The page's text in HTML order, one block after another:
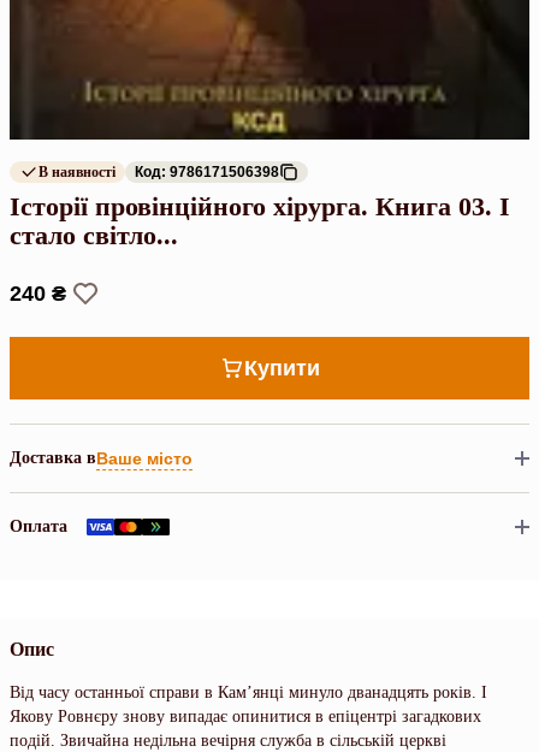
В наявності Код: 9786171506398
Історії провінційного хірурга. Книга 03. І
стало світло...
240 ₴
Купити
Доставка вВаше місто
Оплата
Опис
Від часу останньої справи в Кам’янці минуло дванадцять років. І
Якову Ровнєру знову випадає опинитися в епіцентрі загадкових
подій. Звичайна недільна вечірня служба в сільській церкві